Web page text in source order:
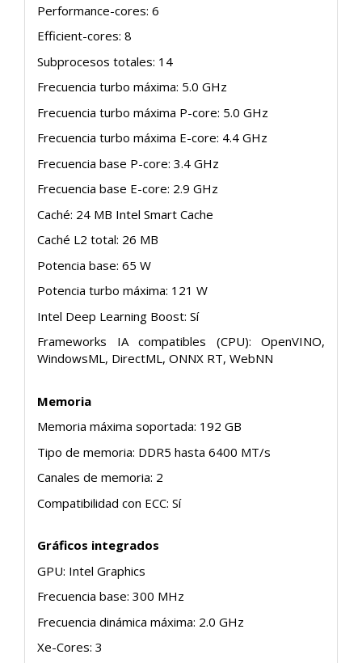
Performance-cores: 6
Efficient-cores: 8
Subprocesos totales: 14
Frecuencia turbo máxima: 5.0 GHz
Frecuencia turbo máxima P-core: 5.0 GHz
Frecuencia turbo máxima E-core: 4.4 GHz
Frecuencia base P-core: 3.4 GHz
Frecuencia base E-core: 2.9 GHz
Caché: 24 MB Intel Smart Cache
Caché L2 total: 26 MB
Potencia base: 65 W
Potencia turbo máxima: 121 W
Intel Deep Learning Boost: Sí
Frameworks IA compatibles (CPU): OpenVINO,
WindowsML, DirectML, ONNX RT, WebNN
Memoria
Memoria máxima soportada: 192 GB
Tipo de memoria: DDR5 hasta 6400 MT/s
Canales de memoria: 2
Compatibilidad con ECC: Sí
Gráficos integrados
GPU: Intel Graphics
Frecuencia base: 300 MHz
Frecuencia dinámica máxima: 2.0 GHz
Xe-Cores: 3